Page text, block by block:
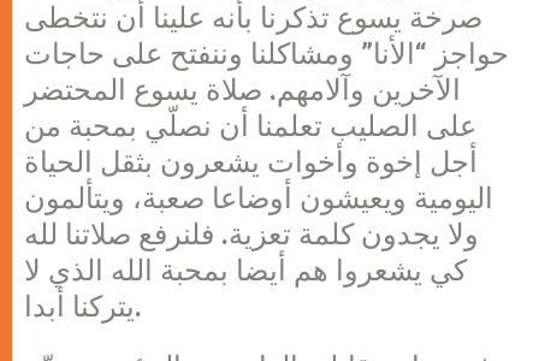
صرخة يسوع تذكرنا بأنه علينا أن نتخطى
حواجز “الأنا” ومشاكلنا وننفتح على حاجات
الآخرين وآلامهم. صلاة يسوع المحتضر
على الصليب تعلمنا أن نصلّي بمحبة من
أجل إخوة وأخوات يشعرون بثقل الحياة
اليومية ويعيشون أوضاعا صعبة، ويتألمون
ولا يجدون كلمة تعزية. فلنرفع صلاتنا لله
كي يشعروا هم أيضا بمحبة الله الذي لا
يتركنا أبدا.